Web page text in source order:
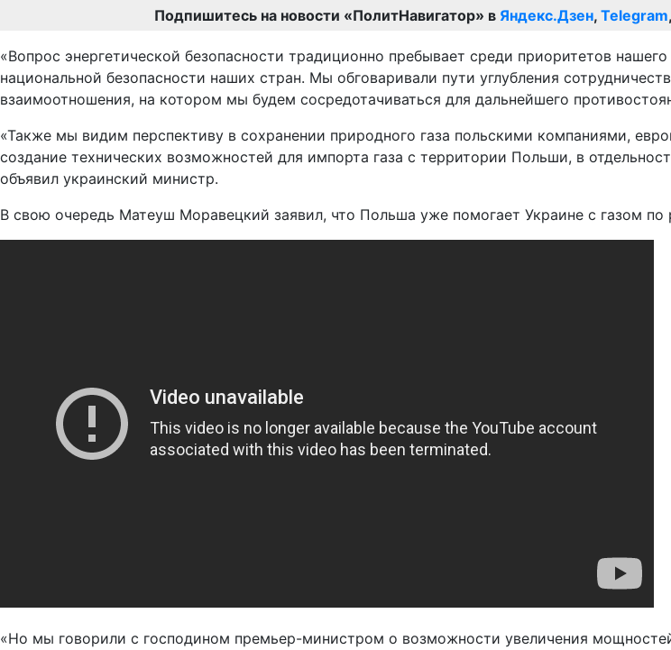
Подпишитесь на новости «ПолитНавигатор» в Яндекс.Дзен, Telegram,
«Вопрос энергетической безопасности традиционно пребывает среди приоритетов
национальной безопасности наших стран. Мы обговаривали пути углубления
взаимоотношения, на котором мы будем сосредотачиваться для дальнейшего
«Также мы видим перспективу в сохранении природного газа польскими компаниями,
создание технических возможностей для импорта газа с территории Польши, в
объявил украинский министр.
В свою очередь Матеуш Моравецкий заявил, что Польша уже помогает Украине с газом по
«Но мы говорили с господином премьер-министром о возможности увеличения